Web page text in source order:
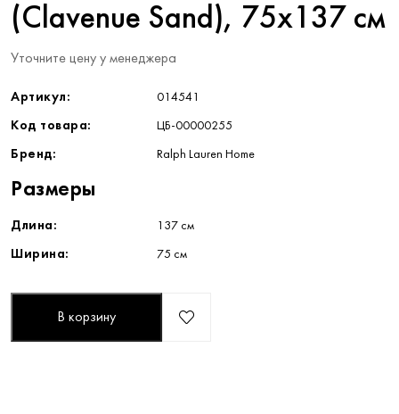
(Clavenue Sand), 75x137 см
Уточните цену у менеджера
Артикул: 014541
Код товара: ЦБ-00000255
Бренд: Ralph Lauren Home
Размеры
Длина: 137 см
Ширина: 75 см
В корзину